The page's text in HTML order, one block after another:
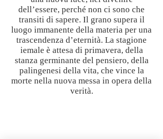
dell’essere, perché non ci sono che
transiti di sapere. Il grano supera il
luogo immanente della materia per una
trascendenza d’eternità. La stagione
iemale è attesa di primavera, della
stanza germinante del pensiero, della
palingenesi della vita, che vince la
morte nella nuova messa in opera della
verità.